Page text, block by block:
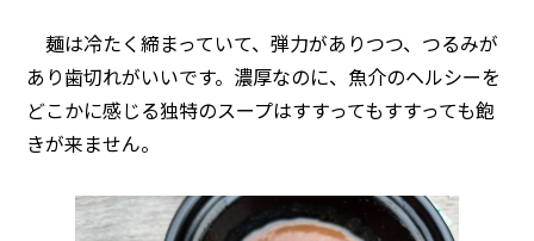
麺は冷たく締まっていて、弾力がありつつ、つるみが
あり歯切れがいいです。濃厚なのに、魚介のヘルシーを
どこかに感じる独特のスープはすすってもすすっても飽
きが来ません。